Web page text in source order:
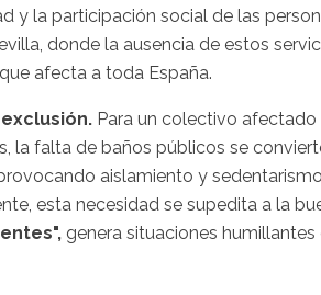
y la participación social de las
donde la ausencia de estos
afecta a toda España.
Para un colectivo
la falta de baños públicos se
aislamiento y
esta necesidad se supedita a la
genera situaciones